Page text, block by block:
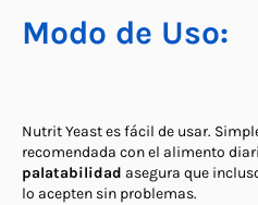
Modo de Uso:
Nutrit Yeast es fácil de usar.
recomendada con el alimento
palatabilidad asegura que
lo acepten sin problemas.